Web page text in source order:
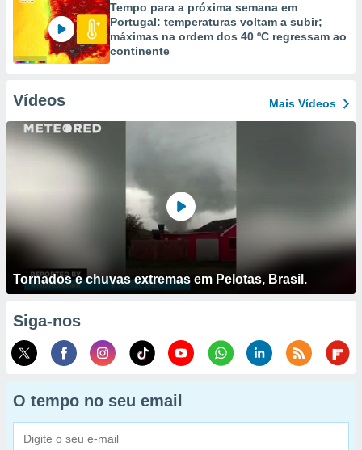
Tempo para a próxima semana em
Portugal: temperaturas voltam a subir;
máximas na ordem dos 40 ºC regressam ao
continente
Vídeos Mais Vídeos
Tornados e chuvas extremas em Pelotas, Brasil.
Siga-nos
O tempo no seu email